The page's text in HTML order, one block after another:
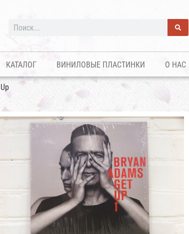
КАТАЛОГ ВИНИЛОВЫЕ ПЛАСТИНКИ О НАС